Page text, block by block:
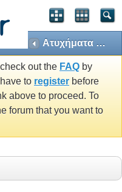
Ατυχήματα και Βλάβες (Casualties - Breakdowns)
out the FAQ by
to register before
above to proceed. To
forum that you want to